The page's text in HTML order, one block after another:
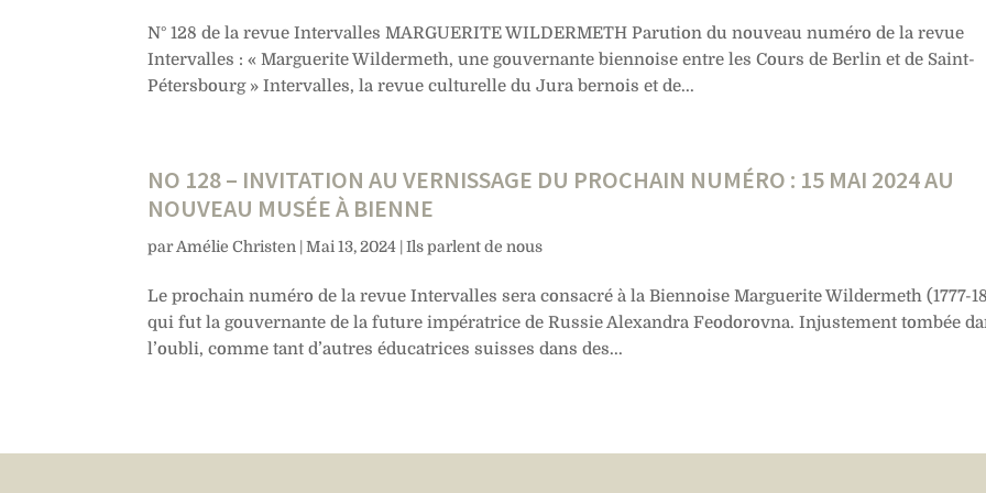
N° 128 de la revue Intervalles MARGUERITE WILDERMETH Parution du nouveau numéro de la revue
Intervalles : « Marguerite Wildermeth, une gouvernante biennoise entre les Cours de Berlin et de Saint-
Pétersbourg » Intervalles, la revue culturelle du Jura bernois et de...
NO 128 – INVITATION AU VERNISSAGE DU PROCHAIN NUMÉRO : 15 MAI 2024 AU
NOUVEAU MUSÉE À BIENNE
parAmélie Christen |Mai 13, 2024 |Ils parlent de nous
Le prochain numéro de la revue Intervalles sera consacré à la Biennoise Marguerite Wildermeth (1777-
qui fut la gouvernante de la future impératrice de Russie Alexandra Feodorovna. Injustement tombée
l’oubli, comme tant d’autres éducatrices suisses dans des...